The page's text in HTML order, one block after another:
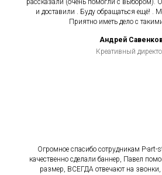
и доставили . Буду обращаться ещё! .
Приятно иметь дело с
Андрей
Креативный
Огромное спасибо сотрудникам P-art-
качественно сделали баннер, Павел
размер, ВСЕГДА отвечают на звонки,